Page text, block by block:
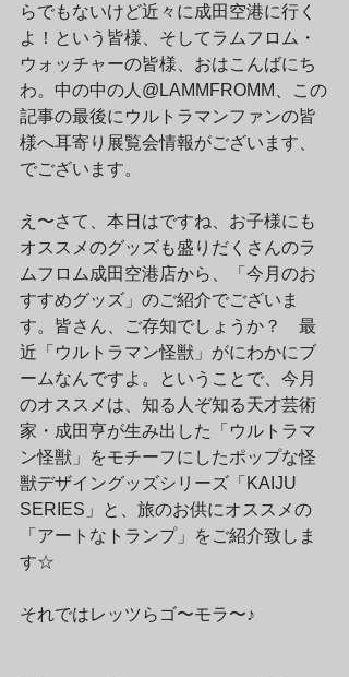
らでもないけど近々に成田空港に行く
よ！という皆様、そしてラムフロム・
ウォッチャーの皆様、おはこんばにち
わ。中の中の人@LAMMFROMM、この
記事の最後にウルトラマンファンの皆
様へ耳寄り展覧会情報がございます、
でございます。
え〜さて、本日はですね、お子様にも
オススメのグッズも盛りだくさんのラ
ムフロム成田空港店から、「今月のお
すすめグッズ」のご紹介でございま
す。皆さん、ご存知でしょうか？　最
近「ウルトラマン怪獣」がにわかにブ
ームなんですよ。ということで、今月
のオススメは、知る人ぞ知る天才芸術
家・成田亨が生み出した「ウルトラマ
ン怪獣」をモチーフにしたポップな怪
獣デザイングッズシリーズ「KAIJU
SERIES」と、旅のお供にオススメの
「アートなトランプ」をご紹介致しま
す☆
それではレッツらゴ〜モラ〜♪